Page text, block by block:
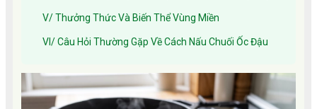
V/ Thưởng Thức Và Biến Thể Vùng Miền
VI/ Câu Hỏi Thường Gặp Về Cách Nấu Chuối Ốc Đậu